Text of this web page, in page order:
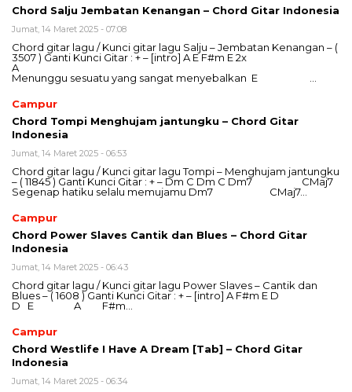
Chord Salju Jembatan Kenangan – Chord Gitar Indonesia
Jumat, 14 Maret 2025 - 07:08
Chord gitar lagu / Kunci gitar lagu Salju – Jembatan Kenangan – (
3507 ) Ganti Kunci Gitar : + – [intro] A E F#m E 2x
A
Menunggu sesuatu yang sangat menyebalkan E …
Campur
Chord Tompi Menghujam jantungku – Chord Gitar
Indonesia
Jumat, 14 Maret 2025 - 06:53
Chord gitar lagu / Kunci gitar lagu Tompi – Menghujam jantungku
– ( 11845 ) Ganti Kunci Gitar : + – Dm C Dm C Dm7 CMaj7
Segenap hatiku selalu memujamu Dm7 CMaj7…
Campur
Chord Power Slaves Cantik dan Blues – Chord Gitar
Indonesia
Jumat, 14 Maret 2025 - 06:43
Chord gitar lagu / Kunci gitar lagu Power Slaves – Cantik dan
Blues – ( 1608 ) Ganti Kunci Gitar : + – [intro] A F#m E D
D E A F#m…
Campur
Chord Westlife I Have A Dream [Tab] – Chord Gitar
Indonesia
Jumat, 14 Maret 2025 - 06:34